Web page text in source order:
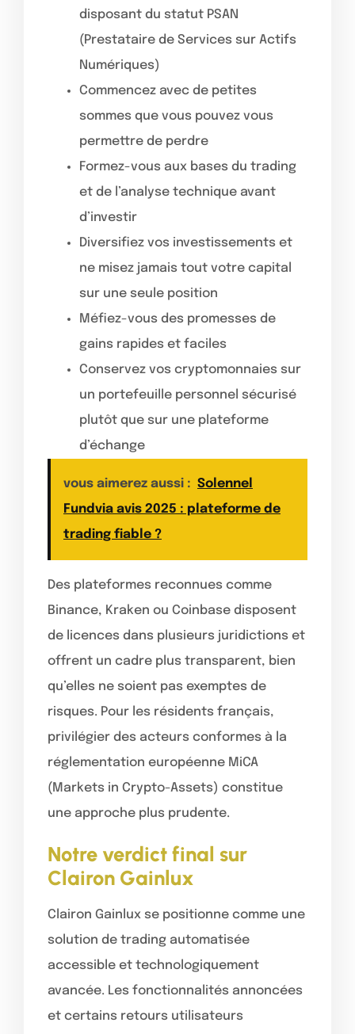
disposant du statut PSAN
(Prestataire de Services sur Actifs
Numériques)
Commencez avec de petites
sommes que vous pouvez vous
permettre de perdre
Formez-vous aux bases du trading
et de l’analyse technique avant
d’investir
Diversifiez vos investissements et
ne misez jamais tout votre capital
sur une seule position
Méfiez-vous des promesses de
gains rapides et faciles
Conservez vos cryptomonnaies sur
un portefeuille personnel sécurisé
plutôt que sur une plateforme
d’échange
vous aimerez aussi : Solennel
Fundvia avis 2025 : plateforme de
trading fiable ?
Des plateformes reconnues comme
Binance, Kraken ou Coinbase disposent
de licences dans plusieurs juridictions et
offrent un cadre plus transparent, bien
qu’elles ne soient pas exemptes de
risques. Pour les résidents français,
privilégier des acteurs conformes à la
réglementation européenne MiCA
(Markets in Crypto-Assets) constitue
une approche plus prudente.
Notre verdict final sur
Clairon Gainlux
Clairon Gainlux se positionne comme une
solution de trading automatisée
accessible et technologiquement
avancée. Les fonctionnalités annoncées
et certains retours utilisateurs